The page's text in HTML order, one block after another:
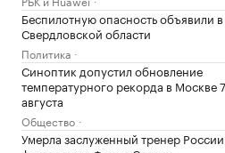
Беспилотную опасность объявили в
Свердловской области
Политика
Синоптик допустил обновление
температурного рекорда в Москве 7
августа
Общество
Умерла заслуженный тренер